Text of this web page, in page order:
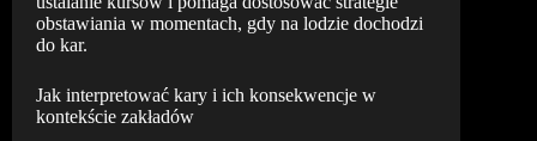
obstawiania w momentach, gdy na lodzie dochodzi
do kar.
Jak interpretować kary i ich konsekwencje w
kontekście zakładów